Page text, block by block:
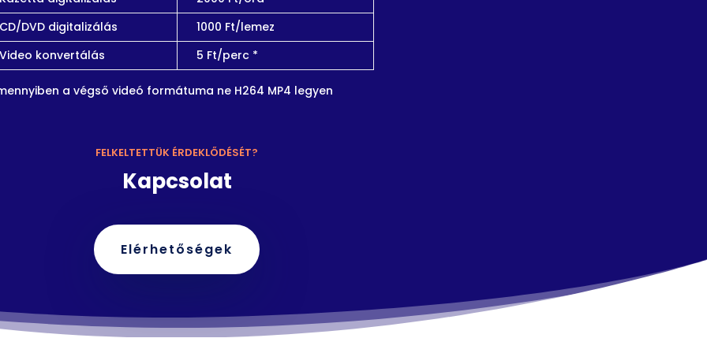
CD/DVD digitalizálás
1000 Ft/lemez
Video konvertálás
5 Ft/perc *
a végső videó formátuma ne H264 MP4 legyen
FELKELTETTÜK ÉRDEKLŐDÉSÉT?
Kapcsolat
Elérhetőségek